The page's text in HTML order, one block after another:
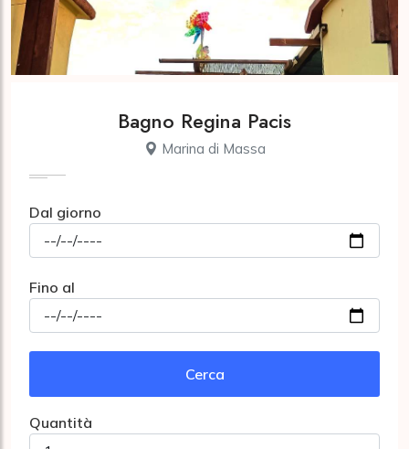
Bagno Regina Pacis
Marina di Massa
Dal giorno
Fino al
Cerca
Quantità